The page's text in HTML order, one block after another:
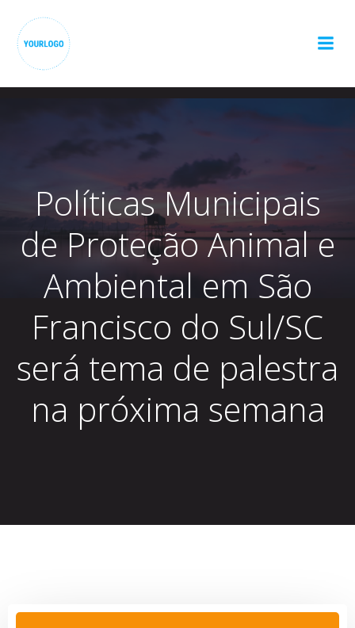
Políticas Municipais
de Proteção Animal e
Ambiental em São
Francisco do Sul/SC
será tema de palestra
na próxima semana